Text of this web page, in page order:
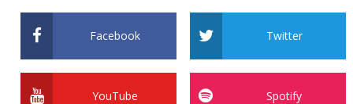
Facebook Twitter
YouTube Spotify